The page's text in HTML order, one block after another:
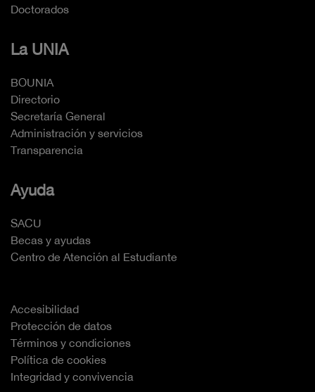
Doctorados
La UNIA
BOUNIA
Directorio
Secretaría General
Administración y servicios
Transparencia
Ayuda
SACU
Becas y ayudas
Centro de Atención al Estudiante
Accesibilidad
Protección de datos
Términos y condiciones
Política de cookies
Integridad y convivencia